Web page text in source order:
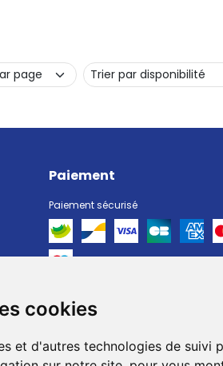
cookies
et d'autres technologies de suivi
Paiement
Paiement sécurisé
Livraison
Livraison dans un Point Relais